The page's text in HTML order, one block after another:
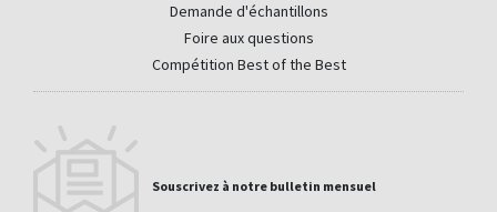
Demande d'échantillons
Foire aux questions
Compétition Best of the Best
Souscrivez à notre bulletin mensuel